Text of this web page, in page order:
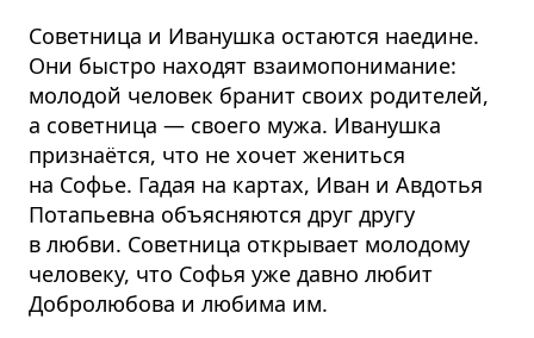
Советница и Иванушка остаются наедине.
Они быстро находят взаимопонимание:
молодой человек бранит своих родителей,
а советница — своего мужа. Иванушка
признаётся, что не хочет жениться
на Софье. Гадая на картах, Иван и Авдотья
Потапьевна объясняются друг другу
в любви. Советница открывает молодому
человеку, что Софья уже давно любит
Добролюбова и любима им.